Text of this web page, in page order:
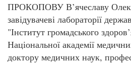
ПРОКОПОВУ В’ячеславу
завідувачеві лабораторії
"Інститут громадського
Національної академії
доктору медичних наук,